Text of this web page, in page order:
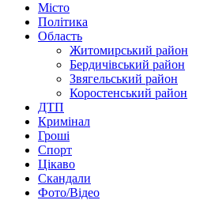
Місто
Політика
Область
Житомирський район
Бердичівський район
Звягельський район
Коростенський район
ДТП
Кримінал
Гроші
Спорт
Цікаво
Скандали
Фото/Відео